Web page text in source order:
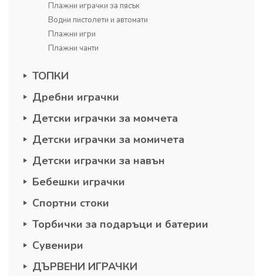
Плажни играчки за пясък
Водни пистолети и автомати
Плажни игри
Плажни чанти
ТОПКИ
Дребни играчки
Детски играчки за момчета
Детски играчки за момичета
Детски играчки за навън
Бебешки играчки
Спортни стоки
Торбички за подаръци и батерии
Сувенири
ДЪРВЕНИ ИГРАЧКИ